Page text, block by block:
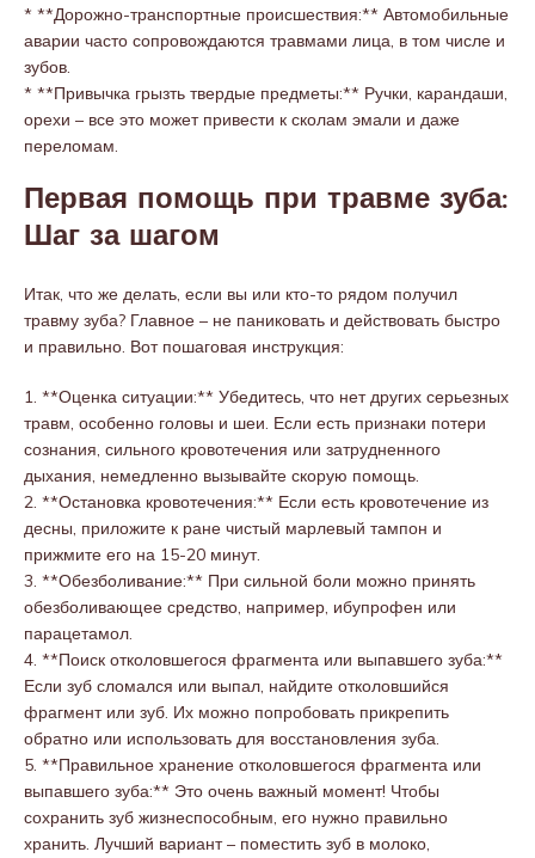
* **Дорожно-транспортные происшествия:** Автомобильные
аварии часто сопровождаются травмами лица, в том числе и
зубов.
* **Привычка грызть твердые предметы:** Ручки, карандаши,
орехи – все это может привести к сколам эмали и даже
переломам.
Первая помощь при травме зуба:
Шаг за шагом
Итак, что же делать, если вы или кто-то рядом получил
травму зуба? Главное – не паниковать и действовать быстро
и правильно. Вот пошаговая инструкция:
1. **Оценка ситуации:** Убедитесь, что нет других серьезных
травм, особенно головы и шеи. Если есть признаки потери
сознания, сильного кровотечения или затрудненного
дыхания, немедленно вызывайте скорую помощь.
2. **Остановка кровотечения:** Если есть кровотечение из
десны, приложите к ране чистый марлевый тампон и
прижмите его на 15-20 минут.
3. **Обезболивание:** При сильной боли можно принять
обезболивающее средство, например, ибупрофен или
парацетамол.
4. **Поиск отколовшегося фрагмента или выпавшего зуба:**
Если зуб сломался или выпал, найдите отколовшийся
фрагмент или зуб. Их можно попробовать прикрепить
обратно или использовать для восстановления зуба.
5. **Правильное хранение отколовшегося фрагмента или
выпавшего зуба:** Это очень важный момент! Чтобы
сохранить зуб жизнеспособным, его нужно правильно
хранить. Лучший вариант – поместить зуб в молоко,